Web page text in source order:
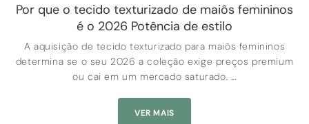
Por que o tecido texturizado de maiôs femininos
é o 2026 Potência de estilo
A aquisição de tecido texturizado para maiôs femininos
determina se o seu 2026 a coleção exige preços premium
ou cai em um mercado saturado. ...
VER MAIS